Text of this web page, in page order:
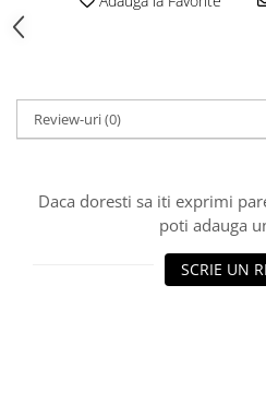
Vată bazaltică
Vată minerală
Oțel beton fasonat
Oțel beton neted
Panouri și plase de gard
Panou bordurat vopsit
Panou bordurat zincat
Review-uri(0)
Daca doresti sa iti exprimi
poti adauga
SCRIE UN